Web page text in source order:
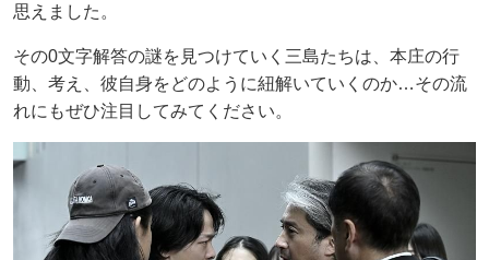
思えました。
その0文字解答の謎を見つけていく三島たちは、本庄の行
動、考え、彼自身をどのように紐解いていくのか…その流
れにもぜひ注目してみてください。